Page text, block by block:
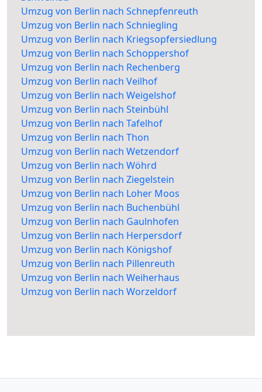
Umzug von Berlin nach Schnepfenreuth
Umzug von Berlin nach Schniegling
Umzug von Berlin nach Kriegsopfersiedlung
Umzug von Berlin nach Schoppershof
Umzug von Berlin nach Rechenberg
Umzug von Berlin nach Veilhof
Umzug von Berlin nach Weigelshof
Umzug von Berlin nach Steinbühl
Umzug von Berlin nach Tafelhof
Umzug von Berlin nach Thon
Umzug von Berlin nach Wetzendorf
Umzug von Berlin nach Wöhrd
Umzug von Berlin nach Ziegelstein
Umzug von Berlin nach Loher Moos
Umzug von Berlin nach Buchenbühl
Umzug von Berlin nach Gaulnhofen
Umzug von Berlin nach Herpersdorf
Umzug von Berlin nach Königshof
Umzug von Berlin nach Pillenreuth
Umzug von Berlin nach Weiherhaus
Umzug von Berlin nach Worzeldorf